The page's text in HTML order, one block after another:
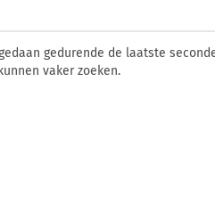
gedurende de laatste
vaker zoeken.